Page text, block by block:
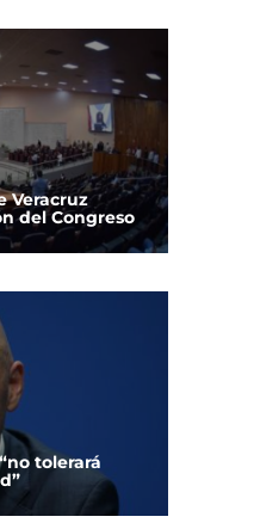
Veracruz
del Congreso
tolerará